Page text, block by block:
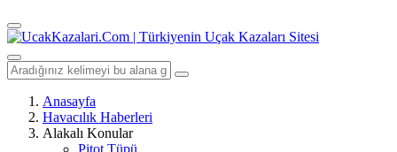
Anasayfa
Havacılık Haberleri
Alakalı Konular